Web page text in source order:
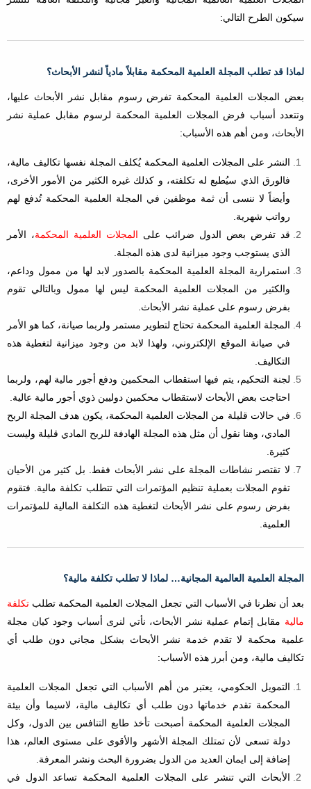
سيكون الطرح التالي:
لماذا قد تطلب المجلة العلمية المحكمة مقابلاً مادياً لنشر الأبحاث؟
بعض المجلات العلمية المحكمة تفرض رسوم مقابل نشر الأبحاث عليها،
وتتعدد أسباب فرض المجلات العلمية المحكمة لرسوم مقابل عملية نشر
الأبحاث، ومن أهم هذه الأسباب:
النشر على المجلات العلمية المحكمة يُكلف المجلة نفسها تكاليف مالية،
فالورق الذي سيُطبع له تكلفته، و كذلك غيره الكثير من الأمور الأخرى،
وأيضاً لا ننسى أن ثمة موظفين في المجلة العلمية المحكمة تُدفع لهم
رواتب شهرية.
قد تفرض بعض الدول ضرائب على المجلات العلمية المحكمة، الأمر
الذي يستوجب وجود ميزانية لدى هذه المجلة.
استمرارية المجلة العلمية المحكمة بالصدور لابد لها من ممول وداعم،
والكثير من المجلات العلمية المحكمة ليس لها ممول وبالتالي تقوم
بفرض رسوم على عملية نشر الأبحاث.
المجلة العلمية المحكمة تحتاج لتطوير مستمر ولربما صيانة، كما هو الأمر
في صيانة الموقع الإلكتروني، ولهذا لابد من وجود ميزانية لتغطية هذه
التكاليف.
لجنة التحكيم، يتم فيها استقطاب المحكمين ودفع أجور مالية لهم، ولربما
احتاجت بعض الأبحاث لاستقطاب محكمين دوليين ذوي أجور مالية عالية.
في حالات قليلة من المجلات العلمية المحكمة، يكون هدف المجلة الربح
المادي، وهنا نقول أن مثل هذه المجلة الهادفة للربح المادي قليلة وليست
كثيرة.
لا تقتصر نشاطات المجلة على نشر الأبحاث فقط. بل كثير من الأحيان
تقوم المجلات بعملية تنظيم المؤتمرات التي تتطلب تكلفة مالية. فتقوم
بفرض رسوم على نشر الأبحاث لتغطية هذه التكلفة المالية للمؤتمرات
العلمية.
المجلة العلمية العالمية المجانية… لماذا لا تطلب تكلفة مالية؟
بعد أن نظرنا في الأسباب التي تجعل المجلات العلمية المحكمة تطلب تكلفة
مالية مقابل إتمام عملية نشر الأبحاث، نأتي لنرى أسباب وجود كيان مجلة
علمية محكمة لا تقدم خدمة نشر الأبحاث بشكل مجاني دون طلب أي
تكاليف مالية، ومن أبرز هذه الأسباب:
التمويل الحكومي، يعتبر من أهم الأسباب التي تجعل المجلات العلمية
المحكمة تقدم خدماتها دون طلب أي تكاليف مالية، لاسيما وأن بيئة
المجلات العلمية المحكمة أصبحت تأخذ طابع التنافس بين الدول، وكل
دولة تسعى لأن تمتلك المجلة الأشهر والأقوى على مستوى العالم، هذا
إضافة إلى ايمان العديد من الدول بضرورة البحث ونشر المعرفة.
الأبحاث التي تنشر على المجلات العلمية المحكمة تساعد الدول في